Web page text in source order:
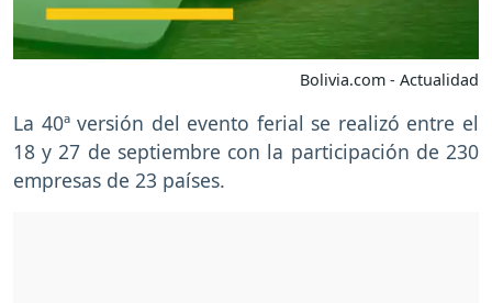
Bolivia.com - Actualidad
La 40ª versión del evento ferial se realizó entre el
18 y 27 de septiembre con la participación de 230
empresas de 23 países.